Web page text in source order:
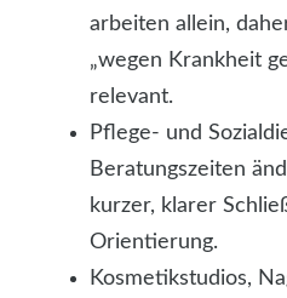
arbeiten allein,
„wegen Krankheit
relevant.
Pflege- und
Beratungszeiten
kurzer, klarer
Orientierung.
Kosmetikstudios,